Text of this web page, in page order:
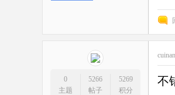
0
主题
5266
帖子
5269
积分
不